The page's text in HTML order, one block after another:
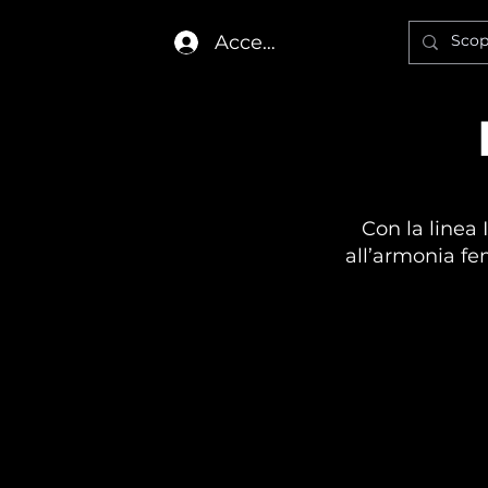
Accedi
Con la linea
all’armonia